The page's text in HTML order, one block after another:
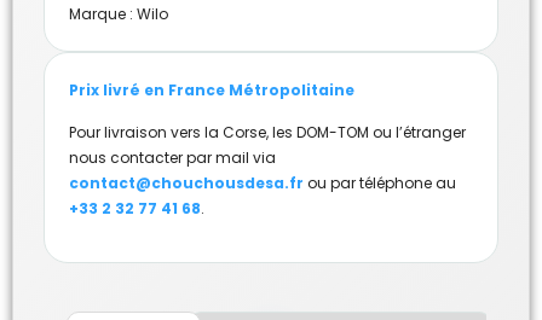
Marque : Wilo
Prix livré en France Métropolitaine
Pour livraison vers la Corse, les DOM-TOM ou l’étranger
nous contacter par mail via
contact@chouchousdesa.fr ou par téléphone au
+33 2 32 77 41 68.